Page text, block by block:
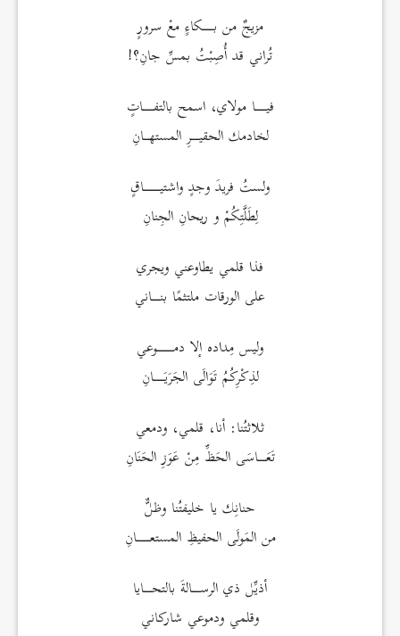
مزيجٌ من بــــكاءٍ معْ سرورٍ
تُراني قد أُصِبْتُ بمسِّ جانِ؟!
فيــــا مولاي، اسمح بالتفــــاتٍ
لخادمك الحقيـــرِ المستهــانِ
ولستُ فريدَ وجدٍ واشتيــــــاقٍ
لِطَلَّتِكُمْ و ريحانِ الجِنانِ
فذا قلمي يطاوعني ويجري
على الورقات ملتثمًا بنـــاني
وليس مِداده إلا دمــــــوعي
لذِكْرِكُمُ تَوَالَى الجَرَيَــــانِ
ثلاثتُنا: أنا، قلمي، ودمعي
تَعَـــاسَى الحَظِّ مِنْ عَوَزِ الحَنَانِ
حنانِك يا خليفتُنا وظلٌّ
من المَولَى الحفيظِ المستعـــــانِ
أذيِّل ذي الرســـالةَ بالتحـــايا
وقلمي ودموعي شاركاني